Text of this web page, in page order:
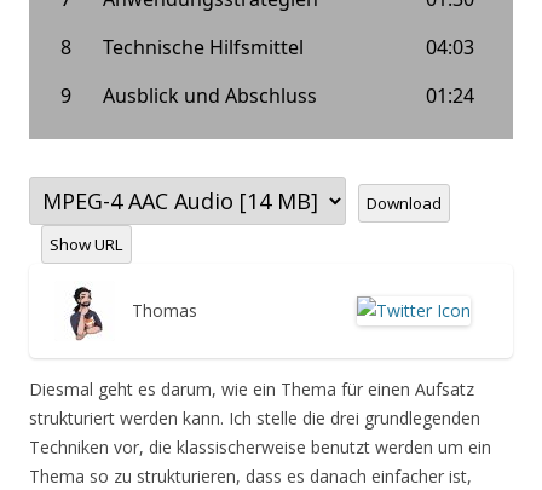
Download
Show URL
Thomas
Diesmal geht es darum, wie ein Thema für einen Aufsatz
strukturiert werden kann. Ich stelle die drei grundlegenden
Techniken vor, die klassischerweise benutzt werden um ein
Thema so zu strukturieren, dass es danach einfacher ist,